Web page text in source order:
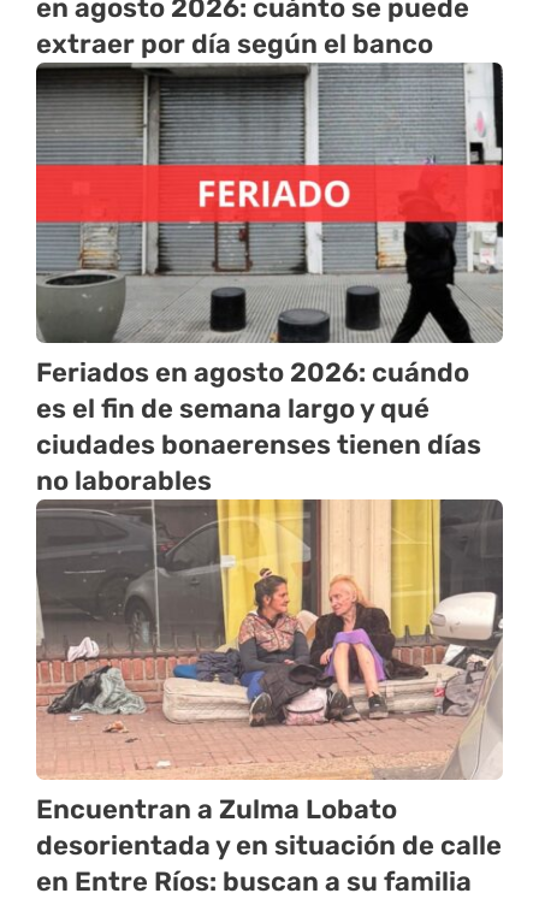
en agosto 2026: cuánto se puede
extraer por día según el banco
Feriados en agosto 2026: cuándo
es el fin de semana largo y qué
ciudades bonaerenses tienen días
no laborables
Encuentran a Zulma Lobato
desorientada y en situación de calle
en Entre Ríos: buscan a su familia